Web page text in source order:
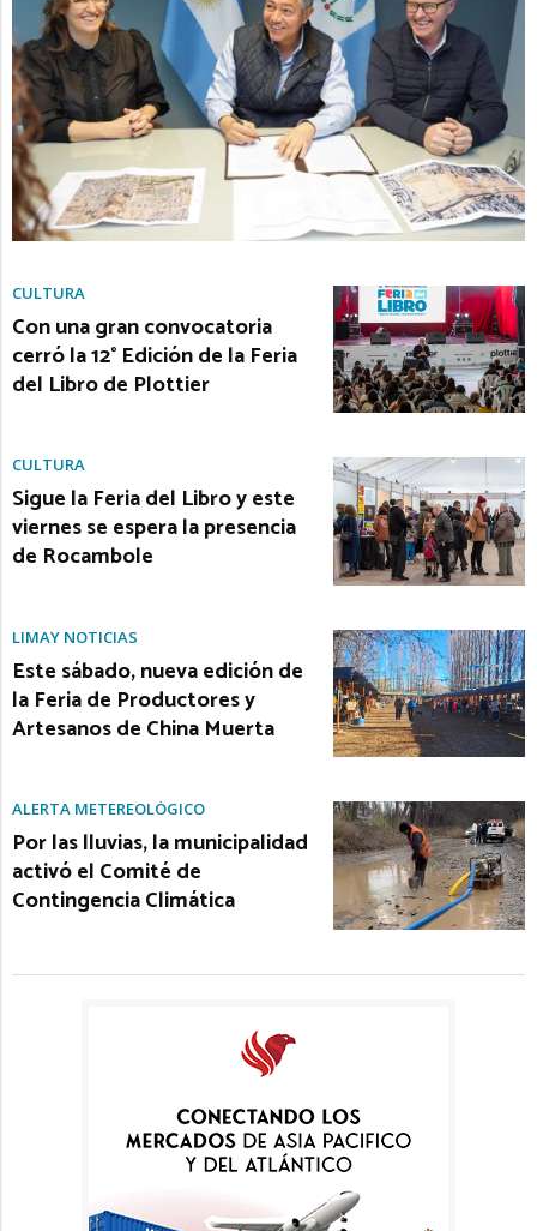
CULTURA
Con una gran convocatoria
cerró la 12° Edición de la Feria
del Libro de Plottier
CULTURA
Sigue la Feria del Libro y este
viernes se espera la presencia
de Rocambole
LIMAY NOTICIAS
Este sábado, nueva edición de
la Feria de Productores y
Artesanos de China Muerta
ALERTA METEREOLÓGICO
Por las lluvias, la municipalidad
activó el Comité de
Contingencia Climática